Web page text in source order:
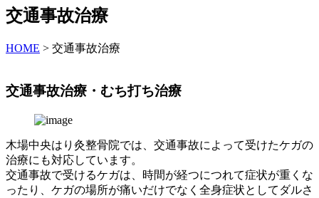
交通事故治療
HOME > 交通事故治療
交通事故治療・むち打ち治療
木場中央はり灸整骨院では、交通事故によって受けたケガの
治療にも対応しています。
交通事故で受けるケガは、時間が経つにつれて症状が重くな
ったり、ケガの場所が痛いだけでなく全身症状としてダルさ